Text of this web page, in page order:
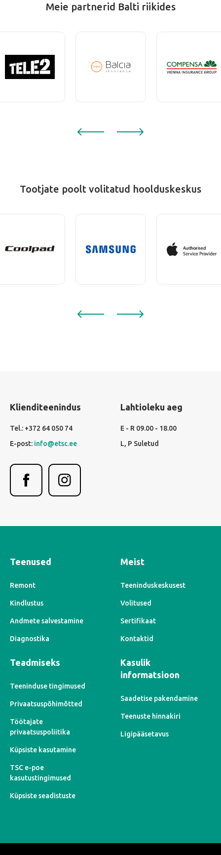
Meie partnerid Balti riikides
Tootjate poolt volitatud hoolduskeskus
Klienditeenindus
Tel.: +372 64 050 74
E-post: info@etsc.ee
Lahtioleku aeg
E - R 09.00 - 18.00
L, P Suletud
Teenused
Remont
Kindlustus
Andmete salvestamine
Diagnostika
Meist
Teeninduskeskusest
Volitused
Sertifikaat
Kontaktid
Teadmiseks
Teeninduse tingimused
Privaatsuspõhimõtted
Töötajate
privaatsuspoliitika
Küpsiste kasutamine
TSC e-poe
kasutustingimused
Küpsiste seadistuste
Kasulik
informatsioon
Saadetise pakendamine
Teenuste hinnakiri
Ligipääsetavus